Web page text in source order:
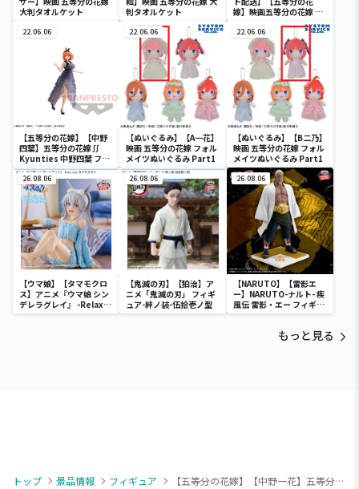
大判タオルケット
判タオルケット
嫁】映画五等分の花嫁 キ
ャンパスアートセット
22.06.06
【五等分の花嫁】【中野
四葉】五等分の花嫁∬
Kyunties 中野四葉 フィ
ギュア
22.06.06
【ぬいぐるみ】【A一花】
映画 五等分の花嫁 フォル
メイツぬいぐるみ Part1
22.06.06
【ぬいぐるみ】【B二乃】
映画 五等分の花嫁 フォル
メイツぬいぐるみ Part1
26.08.06
【ウマ娘】【タマモクロ
ス】アニメ『ウマ娘 シン
デレラグレイ』 -Relax
time-タマモクロス
26.08.06
【鬼滅の刃】【狛治】ア
ニメ「鬼滅の刃」 フィギ
ュア-絆ノ装-伍拾壱ノ型
26.08.06
【NARUTO】【雷影エ
ー】NARUTO-ナルト- 疾
風伝 雷影・エー フィギュ
ア～五影集結…!!～
もっと見る
トップ 景品情報 フィギュア
【五等分の花嫁】【中野一花】五等分の花嫁＊ 中野一花フィギュア五等分の花嫁アニメ原画展ver.